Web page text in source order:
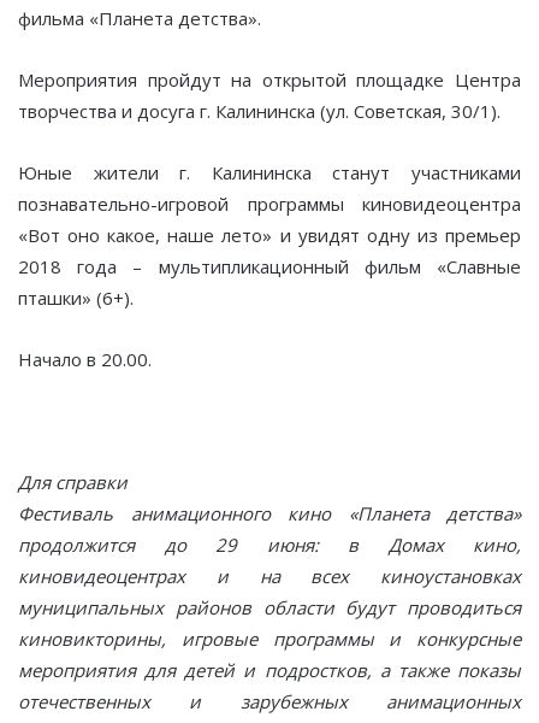
фильма «Планета детства».
Мероприятия пройдут на открытой площадке Центра
творчества и досуга г. Калининска (ул. Советская, 30/1).
Юные жители г. Калининска станут участниками
познавательно-игровой программы киновидеоцентра
«Вот оно какое, наше лето» и увидят одну из премьер
2018 года – мультипликационный фильм «Славные
пташки» (6+).
Начало в 20.00.
Для справки
Фестиваль анимационного кино «Планета детства»
продолжится до 29 июня: в Домах кино,
киновидеоцентрах и на всех киноустановках
муниципальных районов области будут проводиться
киновикторины, игровые программы и конкурсные
мероприятия для детей и подростков, а также показы
отечественных и зарубежных анимационных